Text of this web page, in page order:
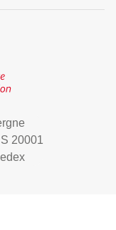
20001